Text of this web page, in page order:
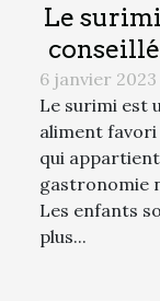
Le
les
6 janvier 2023
Le surimi est
aliment favori
qui
gastronomie
Les enfants
plus...